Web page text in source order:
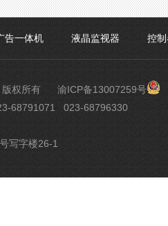
告一体机 液晶监视器 控
权所有 渝ICP备13007259号 渝
68791071 023-68796330
写字楼26-1